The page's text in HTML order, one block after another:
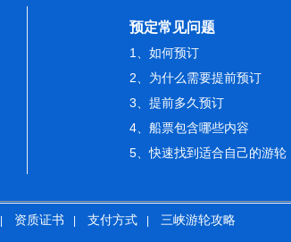
预定常见问题
1、如何预订
2、为什么需要提前预订
3、提前多久预订
4、船票包含哪些内容
5、快速找到适合自己的游轮
资质证书 支付方式 三峡游轮攻略